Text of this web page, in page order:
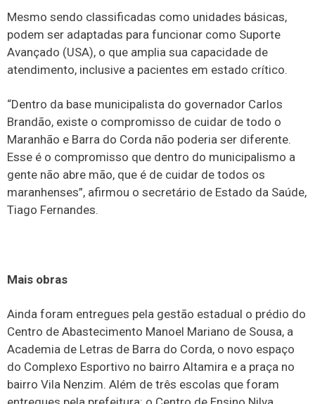
Mesmo sendo classificadas como unidades básicas,
podem ser adaptadas para funcionar como Suporte
Avançado (USA), o que amplia sua capacidade de
atendimento, inclusive a pacientes em estado crítico.
“Dentro da base municipalista do governador Carlos
Brandão, existe o compromisso de cuidar de todo o
Maranhão e Barra do Corda não poderia ser diferente.
Esse é o compromisso que dentro do municipalismo a
gente não abre mão, que é de cuidar de todos os
maranhenses”, afirmou o secretário de Estado da Saúde,
Tiago Fernandes.
Mais obras
Ainda foram entregues pela gestão estadual o prédio do
Centro de Abastecimento Manoel Mariano de Sousa, a
Academia de Letras de Barra do Corda, o novo espaço
do Complexo Esportivo no bairro Altamira e a praça no
bairro Vila Nenzim. Além de três escolas que foram